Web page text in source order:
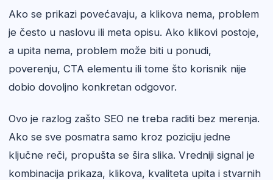
Ako se prikazi povećavaju, a klikova nema, problem
je često u naslovu ili meta opisu. Ako klikovi postoje,
a upita nema, problem može biti u ponudi,
poverenju, CTA elementu ili tome što korisnik nije
dobio dovoljno konkretan odgovor.
Ovo je razlog zašto SEO ne treba raditi bez merenja.
Ako se sve posmatra samo kroz poziciju jedne
ključne reči, propušta se šira slika. Vredniji signal je
kombinacija prikaza, klikova, kvaliteta upita i stvarnih